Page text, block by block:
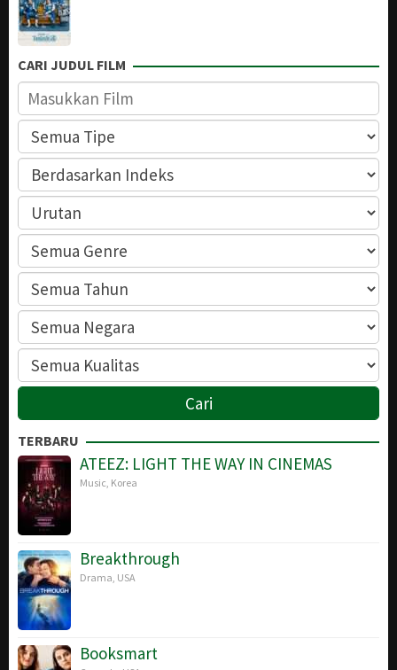
CARI JUDUL FILM
TERBARU
ATEEZ: LIGHT THE WAY IN CINEMAS
Music Korea
Breakthrough
Drama USA
Booksmart